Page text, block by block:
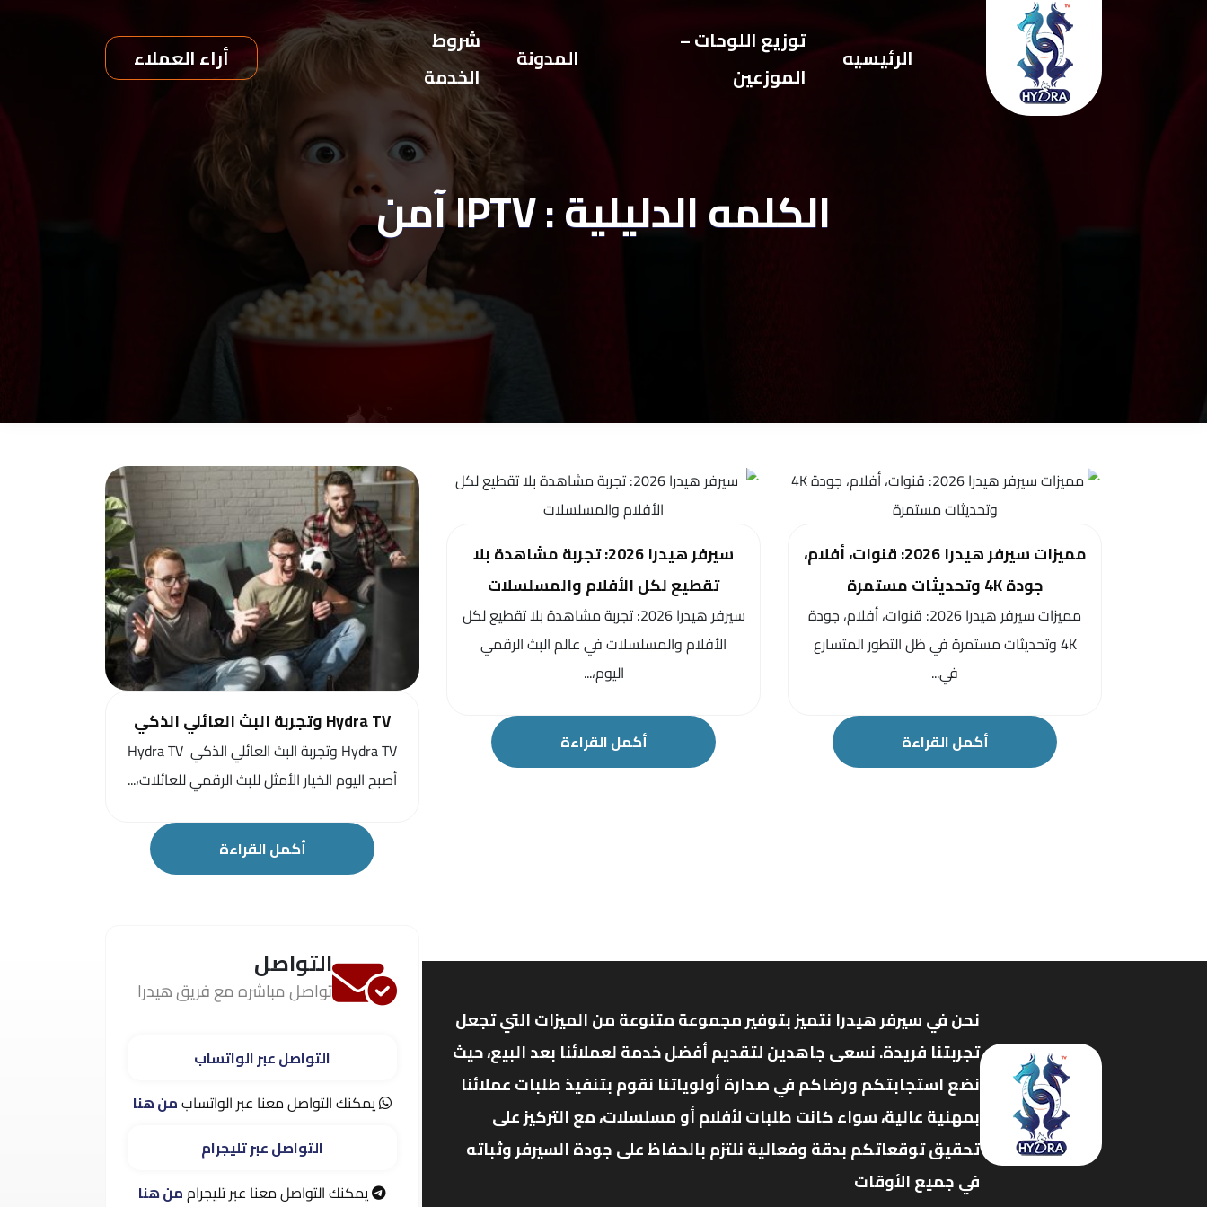
الرئيسيه
توزيع اللوحات –
الموزعين
المدونة
شروط
الخدمة
أراء العملاء
الكلمه الدليلية : IPTV آمن
مميزات سيرفر هيدرا 2026: قنوات، أفلام،
جودة 4K وتحديثات مستمرة
مميزات سيرفر هيدرا 2026: قنوات، أفلام، جودة
4K وتحديثات مستمرة في ظل التطور المتسارع
في...
أكمل القراءة
سيرفر هيدرا 2026: تجربة مشاهدة بلا
تقطيع لكل الأفلام والمسلسلات
سيرفر هيدرا 2026: تجربة مشاهدة بلا تقطيع لكل
الأفلام والمسلسلات في عالم البث الرقمي
اليوم،...
أكمل القراءة
Hydra TV وتجربة البث العائلي الذكي
Hydra TV وتجربة البث العائلي الذكي Hydra TV
أصبح اليوم الخيار الأمثل للبث الرقمي للعائلات،...
أكمل القراءة
نحن في سيرفر هيدرا نتميز بتوفير مجموعة متنوعة من الميزات التي تجعل
تجربتنا فريدة. نسعى جاهدين لتقديم أفضل خدمة لعملائنا بعد البيع، حيث
نضع استجابتكم ورضاكم في صدارة أولوياتنا نقوم بتنفيذ طلبات عملائنا
بمهنية عالية، سواء كانت طلبات لأفلام أو مسلسلات، مع التركيز على
تحقيق توقعاتكم بدقة وفعالية نلتزم بالحفاظ على جودة السيرفر وثباته
في جميع الأوقات
التواصل
تواصل مباشره مع فريق هيدرا
التواصل عبر الواتساب
يمكنك التواصل معنا عبر الواتسابمن هنا
التواصل عبر تليجرام
يمكنك التواصل معنا عبر تليجراممن هنا